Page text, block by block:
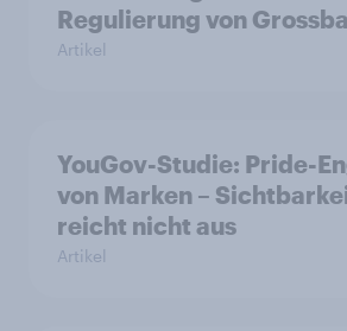
Regulierung von
Artikel
YouGov-Studie: Pride-
von Marken –
reicht nicht aus
Artikel